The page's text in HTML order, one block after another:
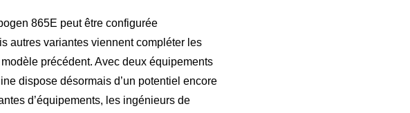
865E peut être configurée
autres variantes viennent compléter les
précédent. Avec deux équipements
dispose désormais d’un potentiel encore
d’équipements, les ingénieurs de